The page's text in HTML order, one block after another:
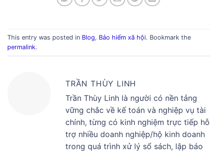
This entry was posted in Blog, Bảo hiểm xã hội. Bookmark the
permalink.
TRẦN THÙY LINH
Trần Thùy Linh là người có nền tảng
vững chắc về kế toán và nghiệp vụ tài
chính, từng có kinh nghiệm trực tiếp hỗ
trợ nhiều doanh nghiệp/hộ kinh doanh
trong quá trình xử lý sổ sách, lập báo